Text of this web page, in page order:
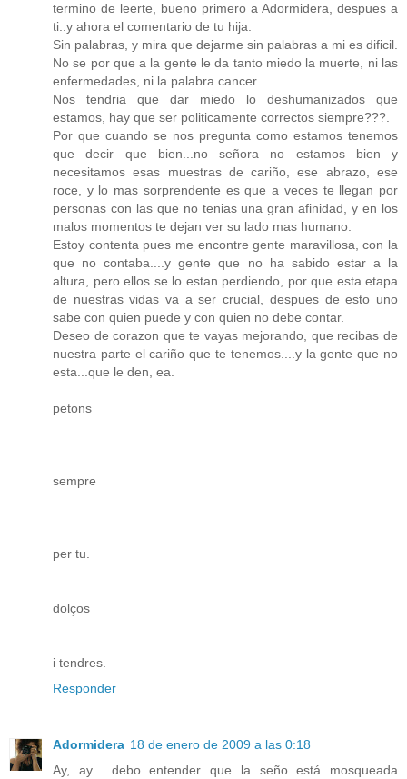
termino de leerte, bueno primero a Adormidera, despues a
ti..y ahora el comentario de tu hija.
Sin palabras, y mira que dejarme sin palabras a mi es dificil.
No se por que a la gente le da tanto miedo la muerte, ni las
enfermedades, ni la palabra cancer...
Nos tendria que dar miedo lo deshumanizados que
estamos, hay que ser politicamente correctos siempre???.
Por que cuando se nos pregunta como estamos tenemos
que decir que bien...no señora no estamos bien y
necesitamos esas muestras de cariño, ese abrazo, ese
roce, y lo mas sorprendente es que a veces te llegan por
personas con las que no tenias una gran afinidad, y en los
malos momentos te dejan ver su lado mas humano.
Estoy contenta pues me encontre gente maravillosa, con la
que no contaba....y gente que no ha sabido estar a la
altura, pero ellos se lo estan perdiendo, por que esta etapa
de nuestras vidas va a ser crucial, despues de esto uno
sabe con quien puede y con quien no debe contar.
Deseo de corazon que te vayas mejorando, que recibas de
nuestra parte el cariño que te tenemos....y la gente que no
esta...que le den, ea.
petons
sempre
per tu.
dolços
i tendres.
Responder
Adormidera 18 de enero de 2009 a las 0:18
Ay, ay... debo entender que la seño está mosqueada